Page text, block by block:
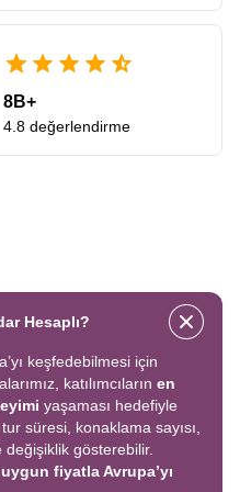
8B+
4.8 değerlendirme
Hesaplı?
keşfedebilmesi için
katılımcıların en
yaşaması hedefiyle
süresi, konaklama sayısı,
gösterebilir.
fiyatla Avrupa’yı